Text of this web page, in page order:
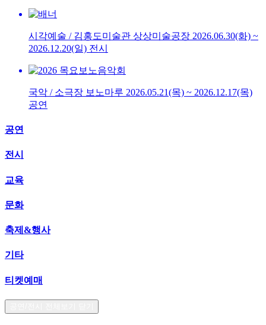
시각예술 / 김홍도미술관 상상미술공장 2026.06.30(화) ~
2026.12.20(일) 전시
국악 / 소극장 보노마루 2026.05.21(목) ~ 2026.12.17(목)
공연
공연
전시
교육
문화
축제&행사
기타
티켓예매